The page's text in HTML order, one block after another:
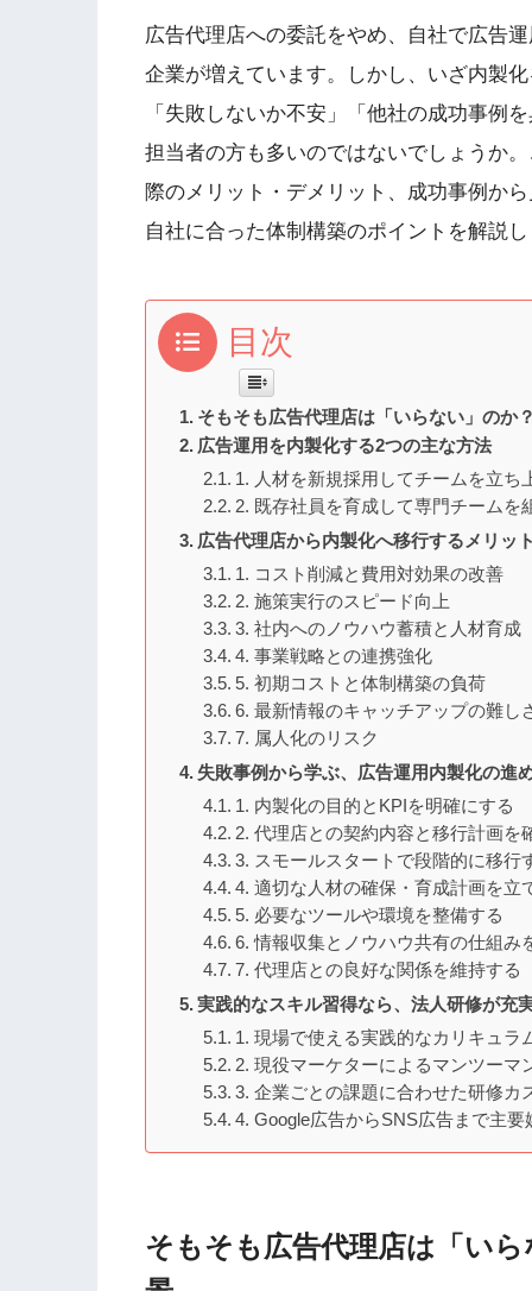
広告代理店への委託をやめ、自社で広告
企業が増えています。しかし、いざ内製
「失敗しないか不安」「他社の成功事例
担当者の方も多いのではないでしょうか
際のメリット・デメリット、成功事例か
自社に合った体制構築のポイントを解説
目次
そもそも広告代理店は「いらない」のか
広告運用を内製化する2つの主な方法
1. 人材を新規採用してチームを立ち
2. 既存社員を育成して専門チームを
広告代理店から内製化へ移行するメリッ
1. コスト削減と費用対効果の改善
2. 施策実行のスピード向上
3. 社内へのノウハウ蓄積と人材育成
4. 事業戦略との連携強化
5. 初期コストと体制構築の負荷
6. 最新情報のキャッチアップの難し
7. 属人化のリスク
失敗事例から学ぶ、広告運用内製化の進
1. 内製化の目的とKPIを明確にする
2. 代理店との契約内容と移行計画を
3. スモールスタートで段階的に移行
4. 適切な人材の確保・育成計画を立
5. 必要なツールや環境を整備する
6. 情報収集とノウハウ共有の仕組み
7. 代理店との良好な関係を維持する
実践的なスキル習得なら、法人研修が充
1. 現場で使える実践的なカリキュラ
2. 現役マーケターによるマンツーマ
3. 企業ごとの課題に合わせた研修カ
4. Google広告からSNS広告まで主要
そもそも広告代理店は「い